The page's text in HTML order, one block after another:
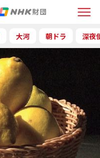
Menu
大河 朝ドラ 深夜